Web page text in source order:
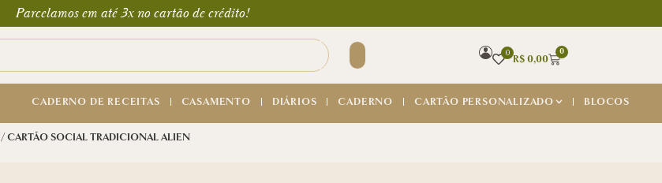
Parcelamos em até 3x no cartão de crédito!
0 R$0,00
0
CADERNO DE RECEITAS CASAMENTO DIÁRIOS CADERNO CARTÃO PERSONALIZADO BLOCOS
/ CARTÃO SOCIAL TRADICIONAL ALIEN